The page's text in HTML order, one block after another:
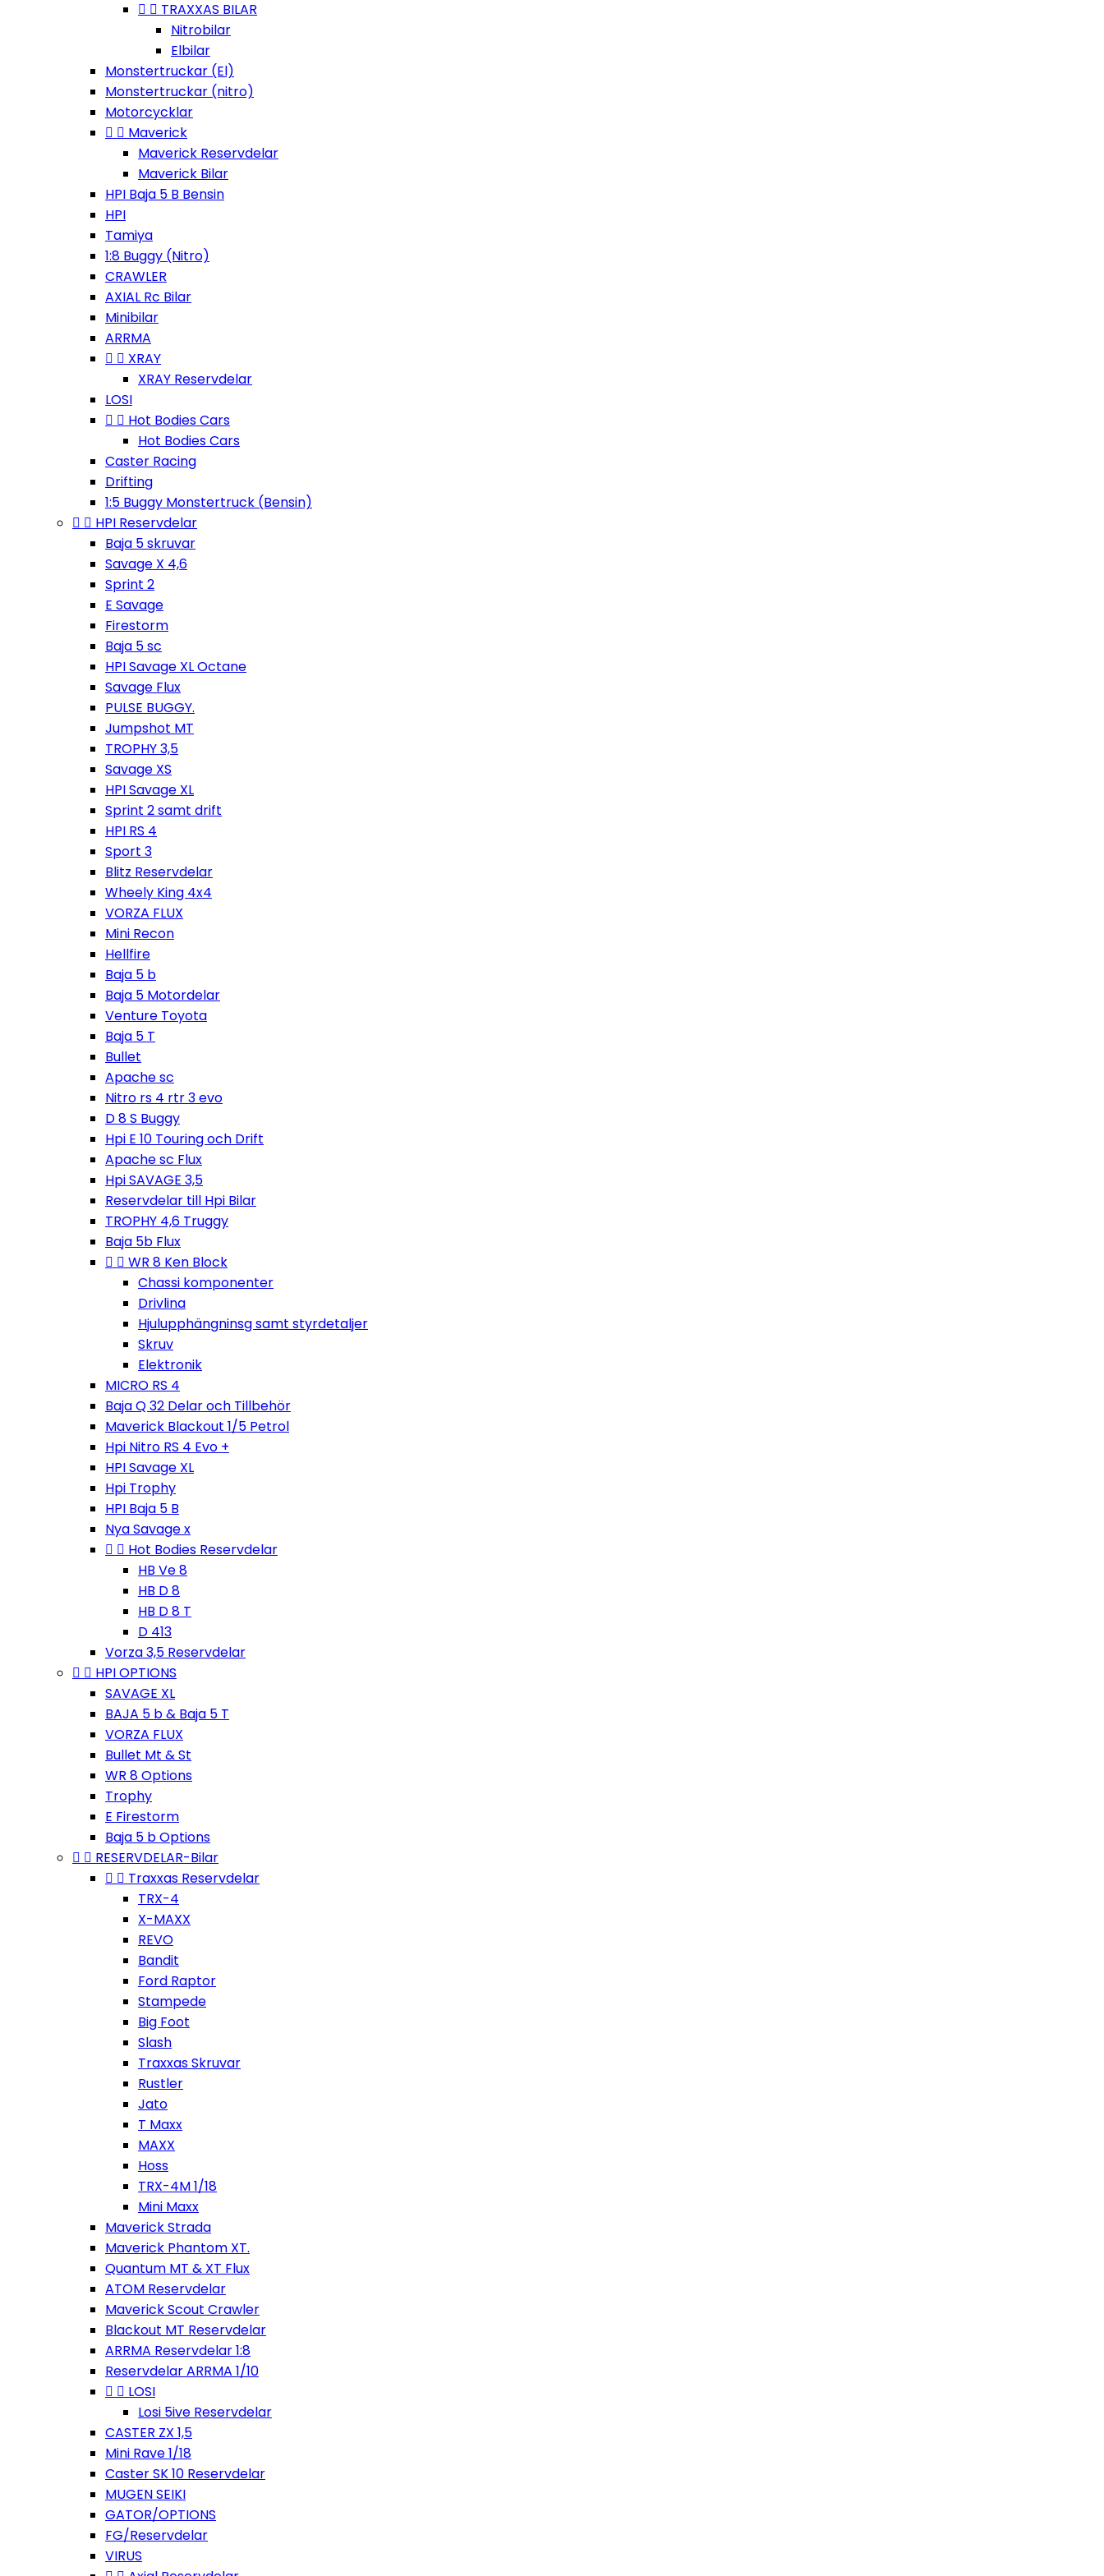
  TRAXXAS BILAR
Nitrobilar
Elbilar
Monstertruckar (El)
Monstertruckar (nitro)
Motorcycklar
  Maverick
Maverick Reservdelar
Maverick Bilar
HPI Baja 5 B Bensin
HPI
Tamiya
1:8 Buggy (Nitro)
CRAWLER
AXIAL Rc Bilar
Minibilar
ARRMA
  XRAY
XRAY Reservdelar
LOSI
  Hot Bodies Cars
Hot Bodies Cars
Caster Racing
Drifting
1:5 Buggy Monstertruck (Bensin)
  HPI Reservdelar
Baja 5 skruvar
Savage X 4,6
Sprint 2
E Savage
Firestorm
Baja 5 sc
HPI Savage XL Octane
Savage Flux
PULSE BUGGY.
Jumpshot MT
TROPHY 3,5
Savage XS
HPI Savage XL
Sprint 2 samt drift
HPI RS 4
Sport 3
Blitz Reservdelar
Wheely King 4x4
VORZA FLUX
Mini Recon
Hellfire
Baja 5 b
Baja 5 Motordelar
Venture Toyota
Baja 5 T
Bullet
Apache sc
Nitro rs 4 rtr 3 evo
D 8 S Buggy
Hpi E 10 Touring och Drift
Apache sc Flux
Hpi SAVAGE 3,5
Reservdelar till Hpi Bilar
TROPHY 4,6 Truggy
Baja 5b Flux
  WR 8 Ken Block
Chassi komponenter
Drivlina
Hjulupphängninsg samt styrdetaljer
Skruv
Elektronik
MICRO RS 4
Baja Q 32 Delar och Tillbehör
Maverick Blackout 1/5 Petrol
Hpi Nitro RS 4 Evo +
HPI Savage XL
Hpi Trophy
HPI Baja 5 B
Nya Savage x
  Hot Bodies Reservdelar
HB Ve 8
HB D 8
HB D 8 T
D 413
Vorza 3,5 Reservdelar
  HPI OPTIONS
SAVAGE XL
BAJA 5 b & Baja 5 T
VORZA FLUX
Bullet Mt & St
WR 8 Options
Trophy
E Firestorm
Baja 5 b Options
  RESERVDELAR-Bilar
  Traxxas Reservdelar
TRX-4
X-MAXX
REVO
Bandit
Ford Raptor
Stampede
Big Foot
Slash
Traxxas Skruvar
Rustler
Jato
T Maxx
MAXX
Hoss
TRX-4M 1/18
Mini Maxx
Maverick Strada
Maverick Phantom XT.
Quantum MT & XT Flux
ATOM Reservdelar
Maverick Scout Crawler
Blackout MT Reservdelar
ARRMA Reservdelar 1:8
Reservdelar ARRMA 1/10
  LOSI
Losi 5ive Reservdelar
CASTER ZX 1,5
Mini Rave 1/18
Caster SK 10 Reservdelar
MUGEN SEIKI
GATOR/OPTIONS
FG/Reservdelar
VIRUS